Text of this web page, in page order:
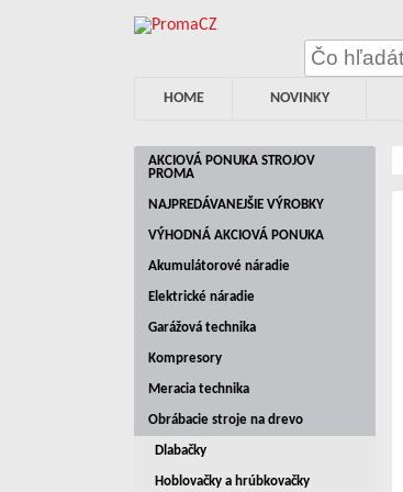
HOME NOVINKY
AKCIOVÁ PONUKA STROJOV
PROMA
NAJPREDÁVANEJŠIE VÝROBKY
VÝHODNÁ AKCIOVÁ PONUKA
Akumulátorové náradie
Elektrické náradie
Garážová technika
Kompresory
Meracia technika
Obrábacie stroje na drevo
Dlabačky
Hoblovačky a hrúbkovačky